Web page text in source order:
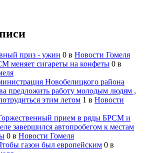
приз - ужин 0 в Новости Гомеля
меняет сигареты на конфеты 0 в
Новобелицкого района
предложить работу молодым людям ,
этим летом 1 в Новости
прием в ряды БРСМ и
завершился автопробегом к местам
0 в Новости Гомеля
газон был европейским 0 в